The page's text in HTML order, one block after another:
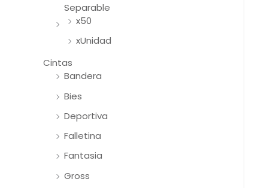
Separable
x50
xUnidad
Cintas
Bandera
Bies
Deportiva
Falletina
Fantasia
Gross